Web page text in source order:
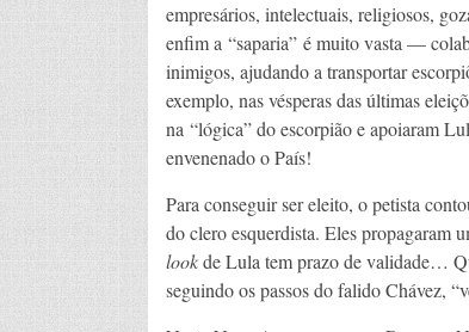
empresários, intelectuais, religiosos,
enfim a “saparia” é muito vasta —
inimigos, ajudando a transportar
exemplo, nas vésperas das últimas
na “lógica” do escorpião e apoiaram
envenenado o País!
Para conseguir ser eleito, o petista
do clero esquerdista. Eles propagaram
lookde Lula tem prazo de validade…
seguindo os passos do falido Chávez,